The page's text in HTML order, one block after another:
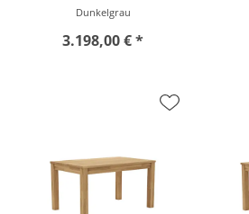
Dunkelgrau
3.198,00 € *